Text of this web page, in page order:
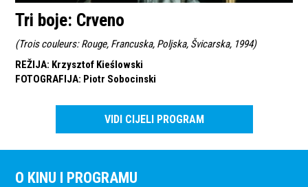
Tri boje: Crveno
(Trois couleurs: Rouge, Francuska, Poljska, Švicarska, 1994)
REŽIJA: Krzysztof Kieślowski
FOTOGRAFIJA: Piotr Sobocinski
VIDI CIJELI PROGRAM
O KINU I PROGRAMU